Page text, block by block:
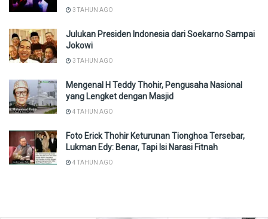
3 TAHUN AGO
Julukan Presiden Indonesia dari Soekarno Sampai
Jokowi
3 TAHUN AGO
Mengenal H Teddy Thohir, Pengusaha Nasional
yang Lengket dengan Masjid
4 TAHUN AGO
Foto Erick Thohir Keturunan Tionghoa Tersebar,
Lukman Edy: Benar, Tapi Isi Narasi Fitnah
4 TAHUN AGO